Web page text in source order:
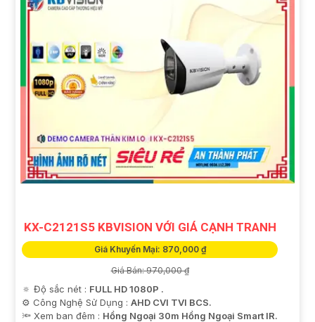
KX-C2121S5 KBVISION VỚI GIÁ CẠNH TRANH
Giá Khuyến Mại: 870,000 ₫
Giá Bán: 970,000 ₫
🔅 Độ sắc nét : FULL HD 1080P .
⚙ Công Nghệ Sử Dụng : AHD CVI TVI BCS.
🔦 Xem ban đêm : Hồng Ngoại 30m Hồng Ngoại Smart IR.